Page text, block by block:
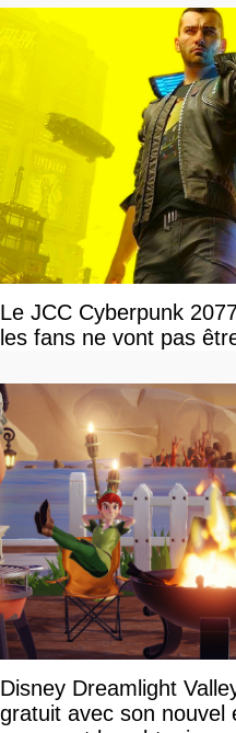
Le JCC Cyberpunk
les fans ne vont pas
Disney Dreamlight
gratuit avec son nouvel